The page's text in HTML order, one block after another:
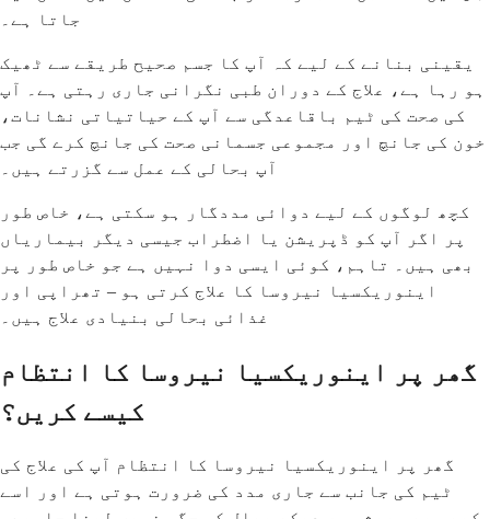
جاتا ہے۔
یقینی بنانے کے لیے کہ آپ کا جسم صحیح طریقے سے ٹھیک
ہو رہا ہے، علاج کے دوران طبی نگرانی جاری رہتی ہے۔ آپ
کی صحت کی ٹیم باقاعدگی سے آپ کے حیاتیاتی نشانات،
خون کی جانچ اور مجموعی جسمانی صحت کی جانچ کرے گی جب
آپ بحالی کے عمل سے گزرتے ہیں۔
کچھ لوگوں کے لیے دوائی مددگار ہو سکتی ہے، خاص طور
پر اگر آپ کو ڈپریشن یا اضطراب جیسی دیگر بیماریاں
بھی ہیں۔ تاہم، کوئی ایسی دوا نہیں ہے جو خاص طور پر
اینوریکسیا نیروسا کا علاج کرتی ہو – تھراپی اور
غذائی بحالی بنیادی علاج ہیں۔
گھر پر اینوریکسیا نیروسا کا انتظام
کیسے کریں؟
گھر پر اینوریکسیا نیروسا کا انتظام آپ کی علاج کی
ٹیم کی جانب سے جاری مدد کی ضرورت ہوتی ہے اور اسے